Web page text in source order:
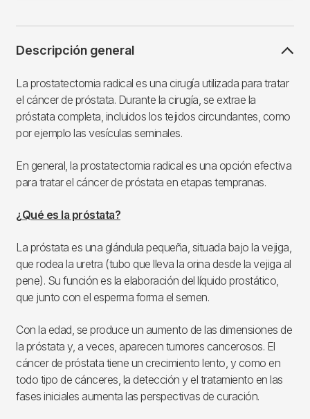
Descripción general
La prostatectomia radical es una cirugía utilizada para tratar
el cáncer de próstata. Durante la cirugía, se extrae la
próstata completa, incluidos los tejidos circundantes, como
por ejemplo las vesículas seminales.
En general, la prostatectomia radical es una opción efectiva
para tratar el cáncer de próstata en etapas tempranas.
¿Qué es la próstata?
La próstata es una glándula pequeña, situada bajo la vejiga,
que rodea la uretra (tubo que lleva la orina desde la vejiga al
pene). Su función es la elaboración del líquido prostático,
que junto con el esperma forma el semen.
Con la edad, se produce un aumento de las dimensiones de
la próstata y, a veces, aparecen tumores cancerosos. El
cáncer de próstata tiene un crecimiento lento, y como en
todo tipo de cánceres, la detección y el tratamiento en las
fases iniciales aumenta las perspectivas de curación.